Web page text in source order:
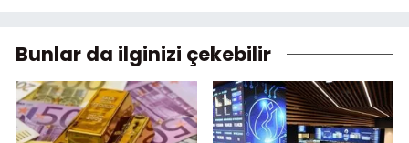
Bunlar da ilginizi çekebilir